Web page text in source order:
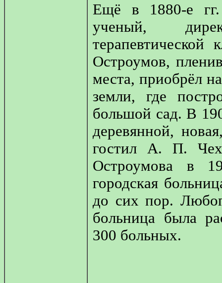
Ещё в 1880-е гг.
ученый,
Остроумов,
места, приобрёл
земли, где
большой сад. В
деревянной,
гостил А. П.
Остроумова в
городская
до сих пор.
больница была
300 больных.